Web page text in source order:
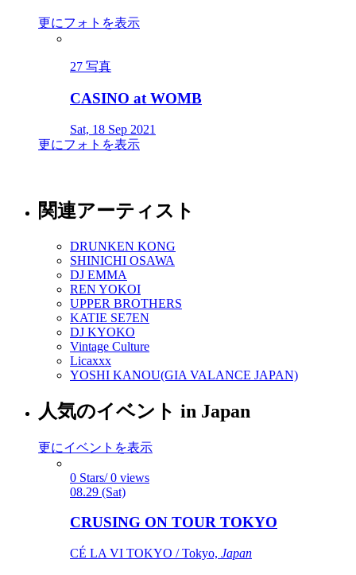
更にフォトを表示
27 写真
CASINO at WOMB
Sat, 18 Sep 2021
更にフォトを表示
関連アーティスト
DRUNKEN KONG
SHINICHI OSAWA
DJ EMMA
REN YOKOI
UPPER BROTHERS
KATIE SE7EN
DJ KYOKO
Vintage Culture
Licaxxx
YOSHI KANOU(GIA VALANCE JAPAN)
人気のイベント in Japan
更にイベントを表示
0 Stars/ 0 views
08.29 (Sat)
CRUSING ON TOUR TOKYO
CÉ LA VI TOKYO / Tokyo, Japan